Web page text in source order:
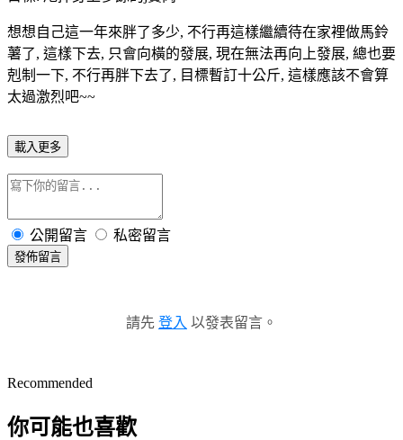
想想自己這一年來胖了多少, 不行再這樣繼續待在家裡做馬鈴
薯了, 這樣下去, 只會向橫的發展, 現在無法再向上發展, 總也要
剋制一下, 不行再胖下去了, 目標暫訂十公斤, 這樣應該不會算
太過激烈吧~~
載入更多
公開留言 私密留言
發佈留言
請先 登入 以發表留言。
Recommended
你可能也喜歡